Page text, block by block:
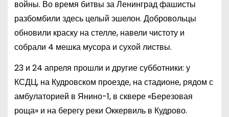
войны. Во время битвы за Ленинград фашисты
разбомбили здесь целый эшелон. Добровольцы
обновили краску на стелле, навели чистоту и
собрали 4 мешка мусора и сухой листвы.
23 и 24 апреля прошли и другие субботники: у
КСДЦ, на Кудровском проезде, на стадионе, рядом с
амбулаторией в Янино-1, в сквере «Березовая
роща» и на берегу реки Оккервиль в Кудрово.